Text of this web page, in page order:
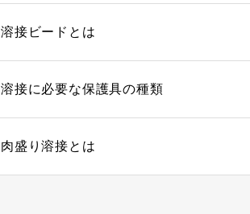
溶接ビードとは
溶接に必要な保護具の種類
肉盛り溶接とは